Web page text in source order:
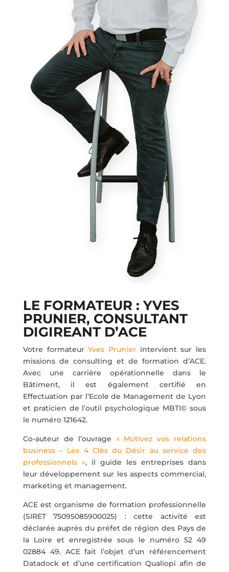
LE FORMATEUR : YVES
PRUNIER, CONSULTANT
DIGIREANT D’ACE
Votre formateurYves Prunier intervient sur les
missions de consulting et de formation d’ACE.
Avec une carrière opérationnelle dans le
Bâtiment, il est également certifié en
Effectuation par l’Ecole de Management de Lyon
et praticien de l’outil psychologique MBTI© sous
le numéro 121642.
Co-auteur de l’ouvrage « Motivez vos relations
business – Les 4 Clés du Désir au service des
professionnels », il guide les entreprises dans
leur développement sur les aspects commercial,
marketing et management.
ACE est organisme de formation professionnelle
(SIRET 75095085900025) : cette activité est
déclarée auprès du préfet de région des Pays de
la Loire et enregistrée sous le numéro 52 49
02884 49. ACE fait l’objet d’un référencement
Datadock et d’une certification Qualiopi afin de